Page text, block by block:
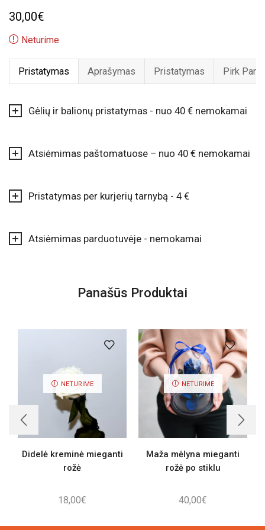
30,00€
Neturime
Pristatymas Aprašymas Pristatymas Pirk
Gėlių ir balionų pristatymas - nuo 40 € nemokamai
Atsiėmimas paštomatuose – nuo 40 € nemokamai
Pristatymas per kurjerių tarnybą - 4 €
Atsiėmimas parduotuvėje - nemokamai
Panašūs Produktai
NETURIME
Didelė kreminė mieganti
rožė
18,00€
NETURIME
Maža mėlyna mieganti
rožė po stiklu
40,00€